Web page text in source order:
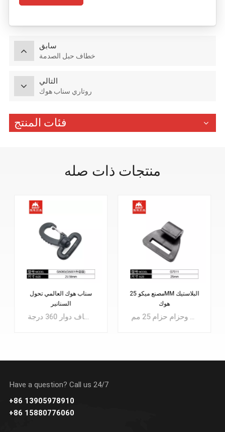
سابق
خطاف حبل الصدمة
التالي
روتاري سناب هوك
فئات المنتج
منتجات ذات صله
سناب هوك العالمي تحول
السنانير
مصنع ميكو 25MM البلاستيك
هوك
Have a question? Call us 24/7
+86 13905978910
+86 15880776060